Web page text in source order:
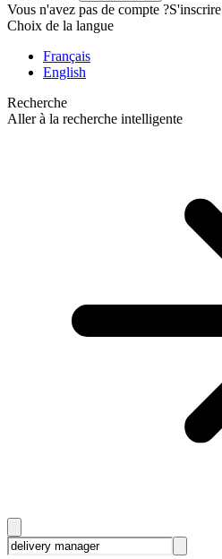
Vous n'avez pas de compte ?S'inscrire
Choix de la langue
Français
English
Recherche
Aller à la recherche intelligente